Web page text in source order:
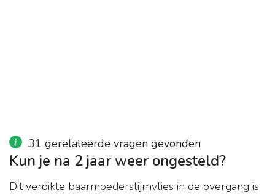
31 gerelateerde vragen gevonden
Kun je na 2 jaar weer ongesteld?
Dit verdikte baarmoederslijmvlies in de overgang is